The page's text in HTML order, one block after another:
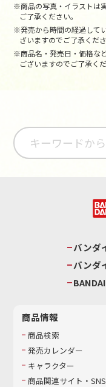
※商品の写真・イラストは
ご了承ください。
※発売から時間の経過して
ざいますのでご了承くださ
※商品名・発売日・価格な
ございますのでご了承くだ
バンダ
バンダ
商品情報
商品検索
発売カレンダー
キャラクター
商品関連サイト・